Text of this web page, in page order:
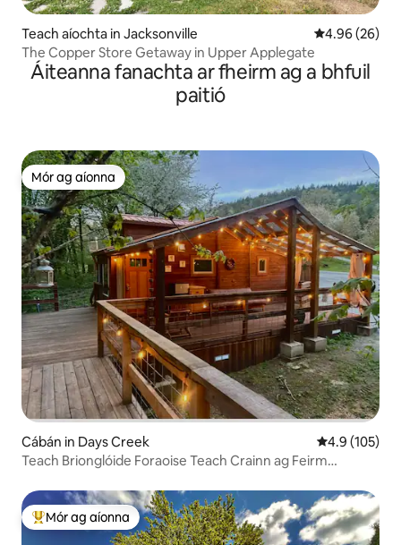
Teach aíochta in Jacksonville Meánrátáil
4.96 (26)
The Copper Store Getaway in Upper Applegate
Áiteanna fanachta ar fheirm ag a bhfuil
paitió
Mór ag aíonna
Mór ag aíonna
Cábán in Days Creek Meánrátáil
4.9 (105)
Teach Brionglóide Foraoise Teach Crainn ag Feirm
An-mhór ag aíonna
Mór ag aíonna